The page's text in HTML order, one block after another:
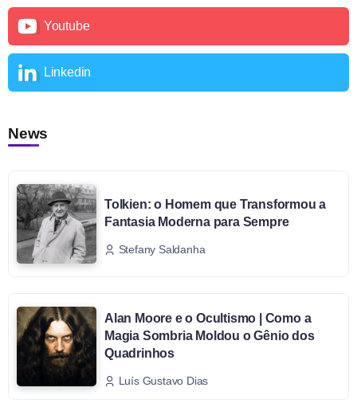
Youtube
Linkedin
News
Tolkien: o Homem que Transformou a
Fantasia Moderna para Sempre
Stefany Saldanha
Alan Moore e o Ocultismo | Como a
Magia Sombria Moldou o Gênio dos
Quadrinhos
Luís Gustavo Dias